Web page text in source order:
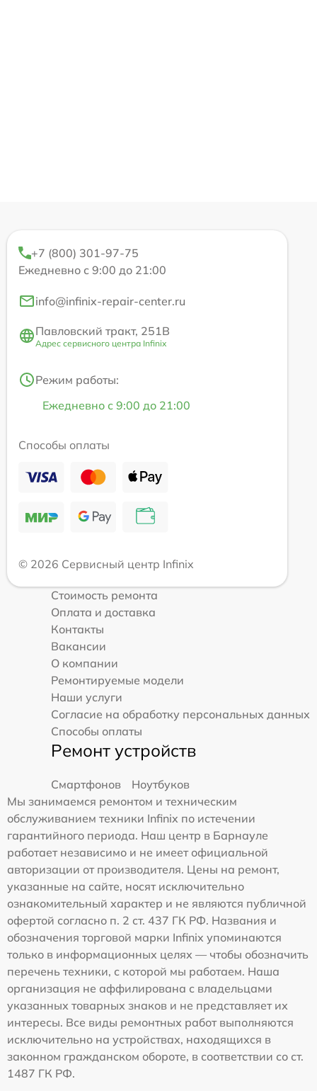
+7 (800) 301-97-75
Ежедневно с 9:00 до 21:00
info@infinix-repair-center.ru
Павловский тракт, 251В
Адрес сервисного центра Infinix
Режим работы:
Ежедневно с 9:00 до 21:00
Способы оплаты
© 2026 Сервисный центр Infinix
Стоимость ремонта
Оплата и доставка
Контакты
Вакансии
О компании
Ремонтируемые модели
Наши услуги
Согласие на обработку персональных данных
Способы оплаты
Ремонт устройств
Смартфонов
Ноутбуков
Мы занимаемся ремонтом и техническим
обслуживанием техники Infinix по истечении
гарантийного периода. Наш центр в Барнауле
работает независимо и не имеет официальной
авторизации от производителя. Цены на ремонт,
указанные на сайте, носят исключительно
ознакомительный характер и не являются публичной
офертой согласно п. 2 ст. 437 ГК РФ. Названия и
обозначения торговой марки Infinix упоминаются
только в информационных целях — чтобы обозначить
перечень техники, с которой мы работаем. Наша
организация не аффилирована с владельцами
указанных товарных знаков и не представляет их
интересы. Все виды ремонтных работ выполняются
исключительно на устройствах, находящихся в
законном гражданском обороте, в соответствии со ст.
1487 ГК РФ.